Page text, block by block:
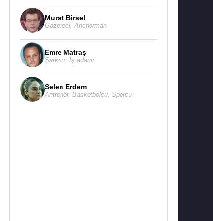
Murat Birsel
Gazeteci Anchorman
Emre Matraş
Şarkıcı İş adamı
Selen Erdem
Antrenör, Basketbolcu Sporcu